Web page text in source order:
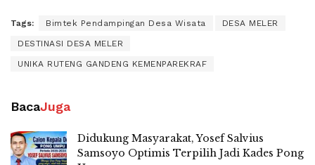
Tags: Bimtek Pendampingan Desa Wisata DESA MELER
DESTINASI DESA MELER
UNIKA RUTENG GANDENG KEMENPAREKRAF
BacaJuga
Didukung Masyarakat, Yosef Salvius
Samsoyo Optimis Terpilih Jadi Kades Pong